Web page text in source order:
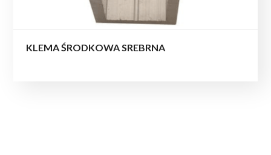
KLEMA ŚRODKOWA SREBRNA